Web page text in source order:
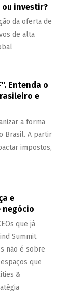
investir?
da oferta de
de alta
Entenda o
e
a forma
Brasil. A partir
impostos,
e
negócio
que já
Summit
não é sobre
que
&